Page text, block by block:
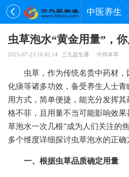
中医养生
虫草泡水“黄金用量”，
2025-07-23 16:42:14 三九益生通 中药本草
虫草，作为传统名贵中药材
化痰等诸多功效，备受养生人士
用方式，简单便捷，能充分发挥
格不菲，且用量不当可能影响效果
草泡水一次几根”成为人们关注的
多个维度详细探讨虫草泡水的正确
一、根据虫草品质确定用量